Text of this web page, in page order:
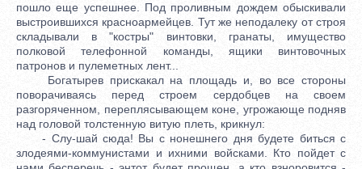
пошло еще успешнее. Под проливным дождем обыскивали
выстроившихся красноармейцев. Тут же неподалеку от строя
складывали в "костры" винтовки, гранаты, имущество
полковой телефонной команды, ящики винтовочных
патронов и пулеметных лент...
Богатырев прискакал на площадь и, во все стороны
поворачиваясь перед строем сердобцев на своем
разгоряченном, переплясывающем коне, угрожающе подняв
над головой толстенную витую плеть, крикнул:
- Слу-шай сюда! Вы с нонешнего дня будете биться с
злодеями-коммунистами и ихними войсками. Кто пойдет с